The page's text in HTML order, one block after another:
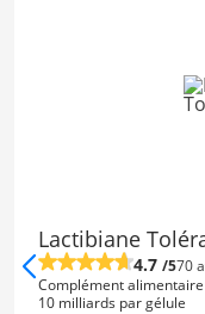
Lactibiane
4.7 /570
Complément
10 milliards par gélule